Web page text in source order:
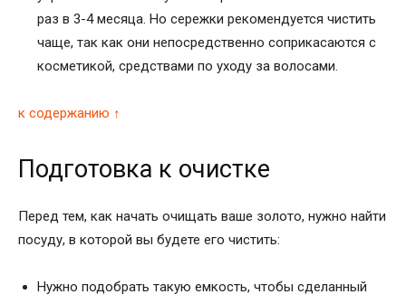
раз в 3-4 месяца. Но сережки рекомендуется чистить
чаще, так как они непосредственно соприкасаются с
косметикой, средствами по уходу за волосами.
к содержанию ↑
Подготовка к очистке
Перед тем, как начать очищать ваше золото, нужно найти
посуду, в которой вы будете его чистить:
Нужно подобрать такую емкость, чтобы сделанный